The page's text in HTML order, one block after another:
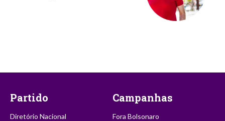
Partido
Diretório Nacional
Campanhas
Fora Bolsonaro